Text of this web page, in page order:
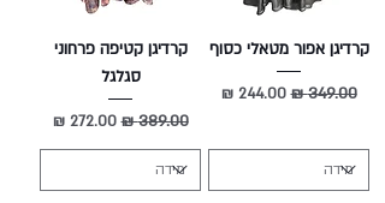
קרדיגן אפור מטאלי כסוף
מחיר רגיל‏349.00 ‏₪ מחיר מבצע‏244.00 ‏₪
קרדיגן קטיפה פרחוני
סגלגל
מחיר רגיל‏389.00 ‏₪ מחיר מבצע‏272.00 ‏₪